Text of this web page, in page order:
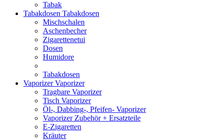
Tabak
Tabakdosen Tabakdosen
Mischschalen
Aschenbecher
Zigarettenetui
Dosen
Humidore
Tabakdosen
VaporizerVaporizer
Tragbare Vaporizer
Tisch Vaporizer
Öl-, Dabbing-, Pfeifen- Vaporizer
Vaporizer Zubehör + Ersatzteile
E-Zigaretten
Kräuter